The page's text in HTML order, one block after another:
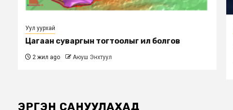
Уул уурхай
Цагаан суваргын тогтоолыг ил болгов
2 жил ago Аюуш Энхтуул
ЭРГЭН САНУУЛАХАД